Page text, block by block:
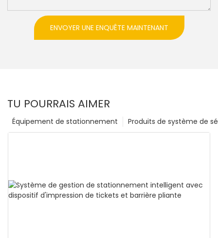
ENVOYER UNE ENQUÊTE MAINTENANT
TU POURRAIS AIMER
Produits de système de
Équipement de stationnement